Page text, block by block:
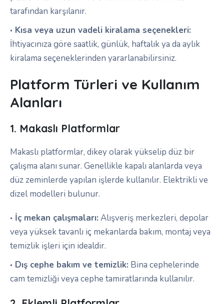
tarafından karşılanır.
Kısa veya uzun vadeli kiralama seçenekleri:
İhtiyacınıza göre saatlik, günlük, haftalık ya da aylık
kiralama seçeneklerinden yararlanabilirsiniz.
Platform Türleri ve Kullanım
Alanları
1. Makaslı Platformlar
Makaslı platformlar, dikey olarak yükselip düz bir
çalışma alanı sunar. Genellikle kapalı alanlarda veya
düz zeminlerde yapılan işlerde kullanılır. Elektrikli ve
dizel modelleri bulunur.
İç mekan çalışmaları: Alışveriş merkezleri, depolar
veya yüksek tavanlı iç mekanlarda bakım, montaj veya
temizlik işleri için idealdir.
Dış cephe bakım ve temizlik: Bina cephelerinde
cam temizliği veya cephe tamiratlarında kullanılır.